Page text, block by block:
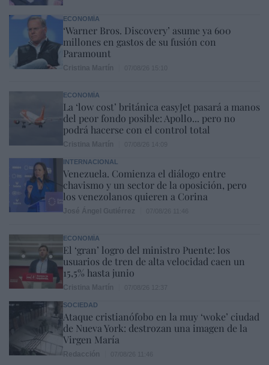
ECONOMÍA
‘Warner Bros. Discovery’ asume ya 600
millones en gastos de su fusión con
Paramount
ECONOMÍA
La ‘low cost’ británica easyJet pasará a manos
del peor fondo posible: Apollo... pero no
podrá hacerse con el control total
INTERNACIONAL
Venezuela. Comienza el diálogo entre
chavismo y un sector de la oposición, pero
los venezolanos quieren a Corina
ECONOMÍA
El ‘gran’ logro del ministro Puente: los
usuarios de tren de alta velocidad caen un
15,5% hasta junio
SOCIEDAD
Ataque cristianófobo en la muy ‘woke’ ciudad
de Nueva York: destrozan una imagen de la
Virgen María